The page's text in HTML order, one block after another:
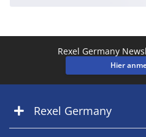
Rexel Germany
Hier
Rexel Germany